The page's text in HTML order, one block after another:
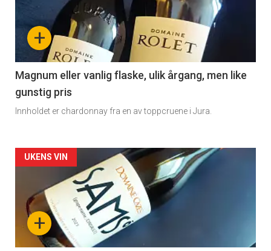
nå
3
+
Magnum eller vanlig flaske, ulik årgang, men like
gunstig pris
Innholdet er chardonnay fra en av toppcruene i Jura.
Forsiden
akkurat
nå+
UKENS VIN